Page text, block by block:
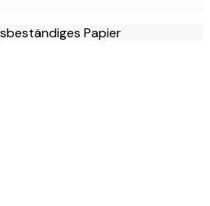
Papier